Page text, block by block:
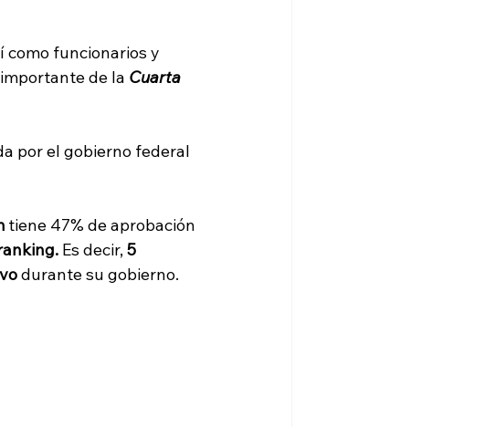
como funcionarios y
de la Cuarta
por el gobierno federal
tiene 47% de aprobación
Es decir, 5
durante su gobierno.